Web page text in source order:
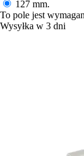
127 mm.
To pole jest
Wysyłka w 3 dni